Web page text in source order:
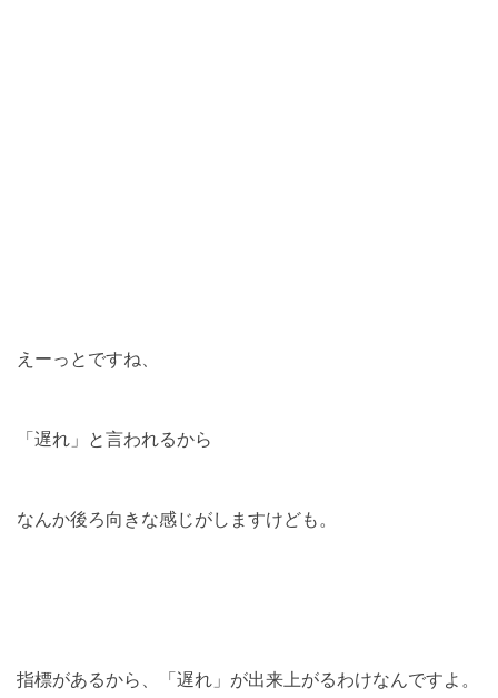
えーっとですね、
「遅れ」と言われるから
なんか後ろ向きな感じがしますけども。
指標があるから、「遅れ」が出来上がるわけなんですよ。